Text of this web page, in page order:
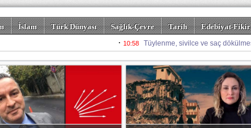
İslam Türk Dünyası Sağlık-Çevre Tarih
Edebiyat-Fikir